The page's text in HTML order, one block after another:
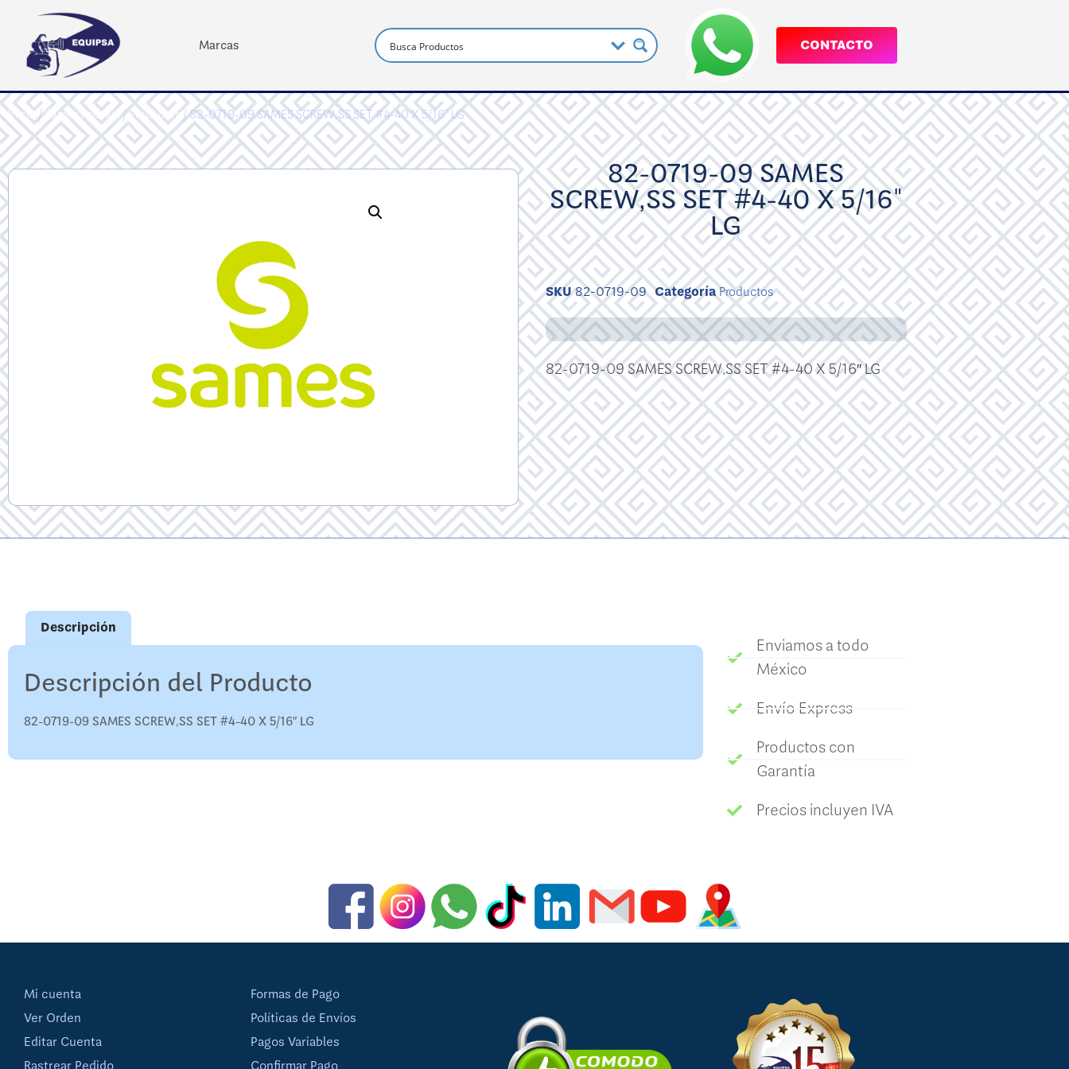
Marcas CONTACTO
Inicio/Sames Kremlin/Productos/ 82-0719-09 SAMES SCREW,SS SET #4-40 X 5/16" LG
82-0719-09 SAMES
SCREW,SS SET #4-40 X 5/16"
LG
SKU82-0719-09 CategoríaProductos
82-0719-09 SAMES SCREW,SS SET #4-40 X 5/16″ LG
Descripción
Descripción del Producto
82-0719-09 SAMES SCREW,SS SET #4-40 X 5/16″ LG
Enviamos a todo
México
Envío Express
Productos con
Garantía
Precios incluyen IVA
Mi cuenta
Ver Orden
Editar Cuenta
Formas de Pago
Políticas de Envíos
Pagos Variables